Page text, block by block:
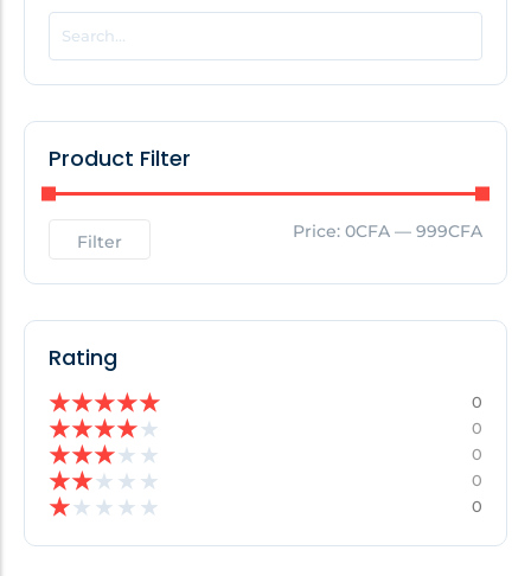
POPULAR THIS WEEK
No Posts Found!
No Posts Found!
Product Filter
Filter Price: 0CFA — 999CFA
Rating
★★★★★ 0
★★★★★ 0
★★★★ ★ 0
★★★ ★ ★ 0
★★ ★ ★ ★ 0